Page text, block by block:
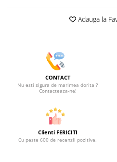
Adauga la
CONTACT
Nu esti sigura de marimea dorita ?
Contacteaza-ne!
Clienti FERICITI
Cu peste 600 de recenzii pozitive.